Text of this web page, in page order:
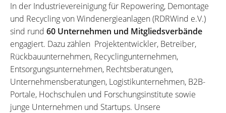
In der Industrievereinigung für Repowering, Demontage
und Recycling von Windenergieanlagen (RDRWind e.V.)
sind rund 60 Unternehmen und Mitgliedsverbände
engagiert. Dazu zählen Projektentwickler, Betreiber,
Rückbauunternehmen, Recyclingunternehmen,
Entsorgungsunternehmen, Rechtsberatungen,
Unternehmensberatungen, Logistikunternehmen, B2B-
Portale, Hochschulen und Forschungsinstitute sowie
junge Unternehmen und Startups. Unsere